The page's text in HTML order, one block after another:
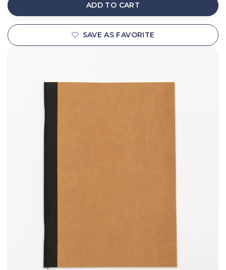
ADD TO CART
SAVE AS FAVORITE